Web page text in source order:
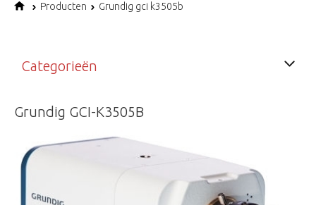
Producten Grundig gci k3505b
Categorieën
Grundig GCI-K3505B